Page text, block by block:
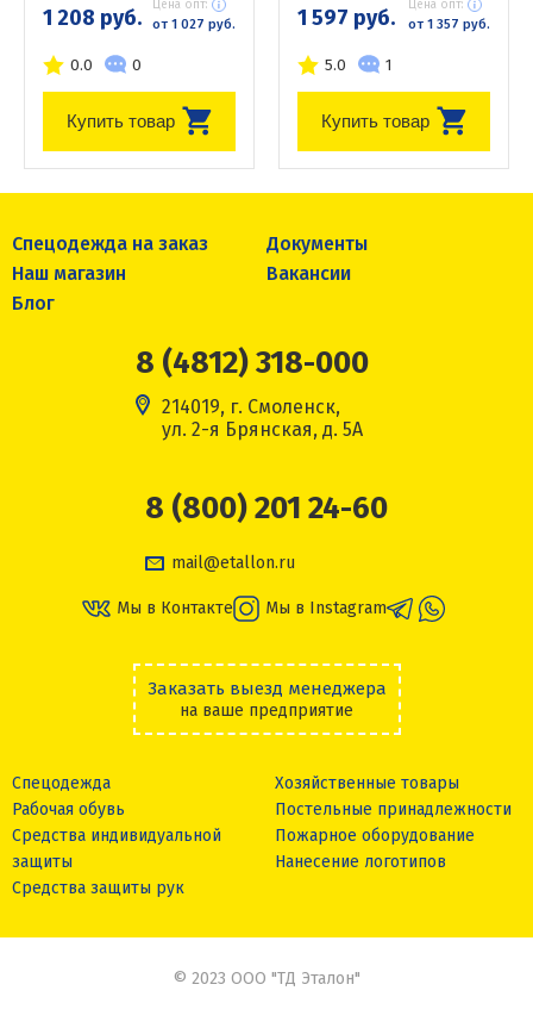
1 208 руб. Цена опт:
от 1 027 руб.
0.0 0
Купить товар
1 597 руб. Цена опт:
от 1 357 руб.
5.0 1
Купить товар
Спецодежда на заказ
Документы
Наш магазин
Вакансии
Блог
8 (4812) 318-000
214019, г. Смоленск,
ул. 2-я Брянская, д. 5А
8 (800) 201 24-60
mail@etallon.ru
Мы в Контакте Мы в Instagram
Заказать выезд менеджера
на ваше предприятие
Спецодежда
Рабочая обувь
Средства индивидуальной
защиты
Средства защиты рук
Хозяйственные товары
Постельные принадлежности
Пожарное оборудование
Нанесение логотипов
© 2023 ООО "ТД Эталон"